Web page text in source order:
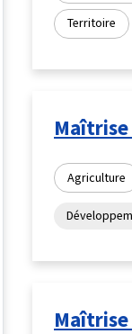
Territoire
Agriculture